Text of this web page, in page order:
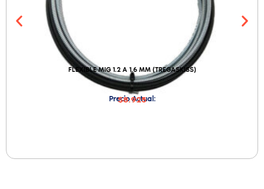
FLEXIBLE MIG 1.2 A 1.6 MM (TREGASKISS)
Precio Actual:
$8.925